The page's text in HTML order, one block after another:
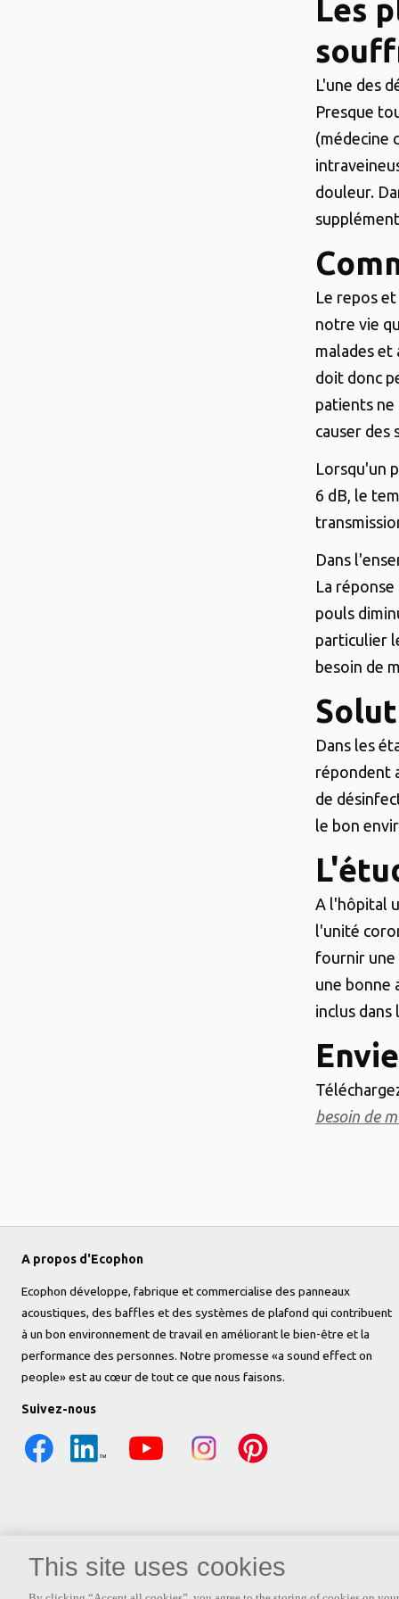
Les
L'une des
Presque
(médecine
douleur.
Le repos
notre vie
malades et
doit donc
patients ne
causer des
Lorsqu'un
6 dB, le
Dans
La
pouls
particulier
besoin de
Dans les
répondent
de
le bon
A l'hôpital
l'unité
fournir une
une bonne
inclus dans
besoin de
A propos d'Ecophon
Ecophon développe, fabrique et commercialise des panneaux
acoustiques, des baffles et des systèmes de plafond qui contribuent
à un bon environnement de travail en améliorant le bien-être et la
performance des personnes. Notre promesse «a sound effect on
people» est au cœur de tout ce que nous faisons.
Suivez-nous
This site uses cookies